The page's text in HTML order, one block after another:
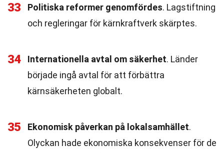
33 Politiska reformer genomfördes. Lagstiftning
och regleringar för kärnkraftverk skärptes.
34 Internationella avtal om säkerhet. Länder
började ingå avtal för att förbättra
kärnsäkerheten globalt.
35 Ekonomisk påverkan på lokalsamhället.
Olyckan hade ekonomiska konsekvenser för de